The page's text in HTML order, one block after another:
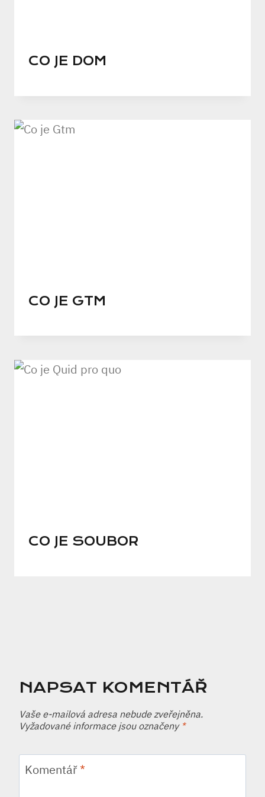
CO JE DOM
CO JE GTM
CO JE SOUBOR
NAPSAT KOMENTÁŘ
Vaše e-mailová adresa nebude zveřejněna.
Vyžadované informace jsou označeny *
Komentář*